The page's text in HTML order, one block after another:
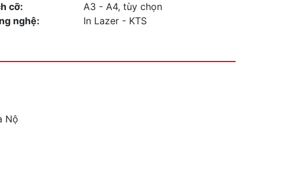
cỡ:
nghệ:
A3 - A4, tùy chọn
In Lazer - KTS
Nộ